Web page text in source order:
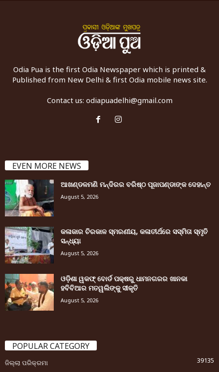
Odia Pua is the first Odia Newspaper which is printed &
Published from New Delhi & first Odia mobile news site.
Contact us: odiapuadelhi@gmail.com
EVEN MORE NEWS
ଆଖଣ୍ଡଳମଣି ମନ୍ଦିରର ବରିଷ୍ଠ ପୂଜାପଣ୍ଡାଙ୍କ ଦେହାନ୍ତ
August 5, 2026
କଳାକାର ଚିରକାଳ ସ୍ମରଣୀୟ, କଳାତୀର୍ଥରେ ସସ୍ମିତା ସ୍ମୃତି
ସନ୍ଧ୍ୟା
August 5, 2026
ଓଡ଼ିଶା ୱକଫ୍ ବୋର୍ଡ ପକ୍ଷରୁ ଧାମନଗରର ଖାନକା
ହବିବିଆର ମତୱଲିଙ୍କୁ ସୀକୃତି
August 5, 2026
POPULAR CATEGORY
ଜିଲ୍ଲା ପରିକ୍ରମା
39135